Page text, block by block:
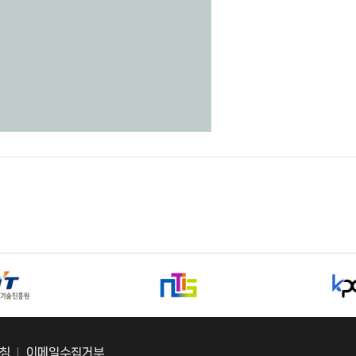
이메일수집거부